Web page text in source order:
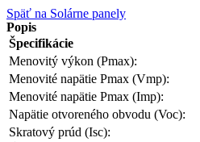
Späť na Solárne panely
Popis
Špecifikácie
Menovitý výkon (Pmax):
Menovité napätie Pmax (Vmp):
Menovité napätie Pmax (Imp):
Napätie otvoreného obvodu (Voc):
Skratový prúd (Isc):